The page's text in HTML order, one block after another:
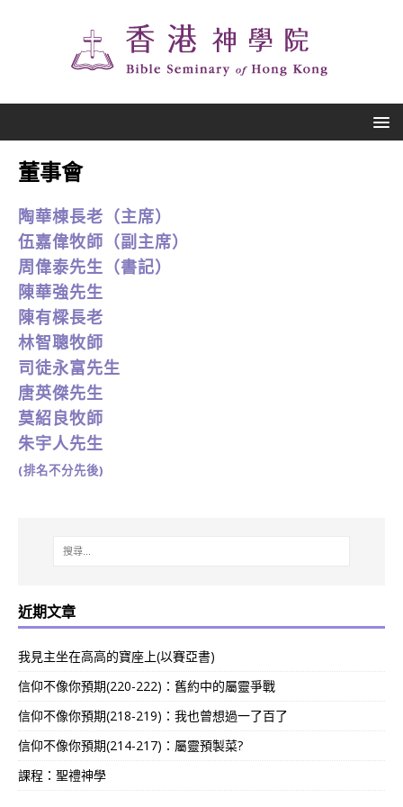
董事會
陶華棟長老（主席）
伍嘉偉牧師（副主席）
周偉泰先生（書記）
陳華強先生
陳有樑長老
林智聰牧師
司徒永富先生
唐英傑先生
莫紹良牧師
朱宇人先生
(排名不分先後)
近期文章
我見主坐在高高的寶座上(以賽亞書)
信仰不像你預期(220-222)：舊約中的屬靈爭戰
信仰不像你預期(218-219)：我也曾想過一了百了
信仰不像你預期(214-217)：屬靈預製菜?
課程：聖禮神學